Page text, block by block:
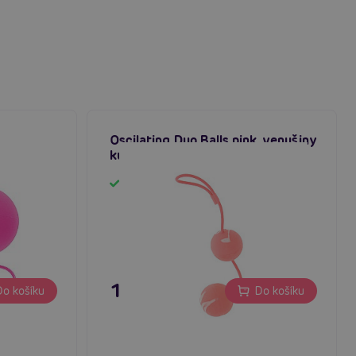
košíku
Oscilating Duo Balls pink, venušiny
kuličky
195 Kč Do košíku